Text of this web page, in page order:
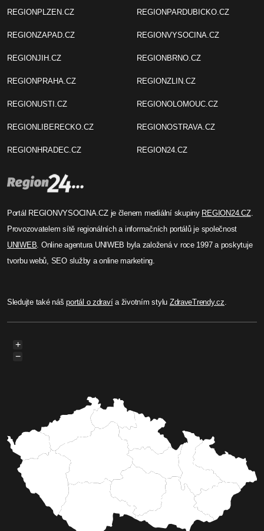
REGIONPLZEN.CZ
REGIONZAPAD.CZ
REGIONJIH.CZ
REGIONPRAHA.CZ
REGIONUSTI.CZ
REGIONLIBERECKO.CZ
REGIONHRADEC.CZ
REGIONPARDUBICKO.CZ
REGIONVYSOCINA.CZ
REGIONBRNO.CZ
REGIONZLIN.CZ
REGIONOLOMOUC.CZ
REGIONOSTRAVA.CZ
REGION24.CZ
Portál REGIONVYSOCINA.CZ je členem mediální skupiny REGION24.CZ.
Provozovatelem sítě regionálních a informačních portálů je společnost
UNIWEB . Online agentura UNIWEB byla založená v roce 1997 a poskytuje
tvorbu webů, SEO služby a online marketing.
Sledujte také nášportál o zdravía životním stylu ZdraveTrendy.cz
+
−